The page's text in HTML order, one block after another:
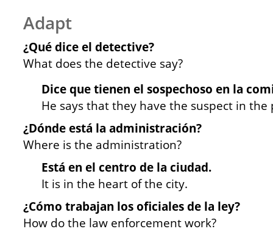
Adapt
¿Qué dice el detective?
What does the detective say?
Dice que tienen el sospechoso en la
He says that they have the suspect in the
¿Dónde está la administración?
Where is the administration?
Está en el centro de la ciudad.
It is in the heart of the city.
¿Cómo trabajan los oficiales de la ley?
How do the law enforcement work?